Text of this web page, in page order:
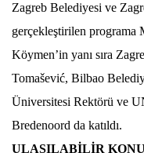
Zagreb Belediyesi ve
gerçekleştirilen programa
Köymen’in yanı sıra
Tomašević, Bilbao
Üniversitesi Rektörü ve
Bredenoord da katıldı.
ULAŞILABİLİR